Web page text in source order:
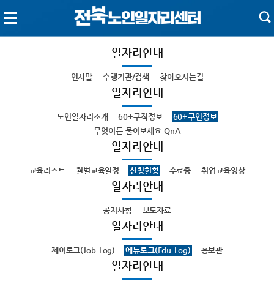
일자리안내
인사말 수행기관/검색 찾아오시는길
일자리안내
노인일자리소개 60+구직정보
60+구인정보
무엇이든 물어보세요 QnA
일자리안내
교육리스트 월별교육일정 신청현황 수료증 취업교육영상
일자리안내
공지사항 보도자료
일자리안내
제이로그(Job-Log) 에듀로그(Edu-Log) 홍보관
일자리안내